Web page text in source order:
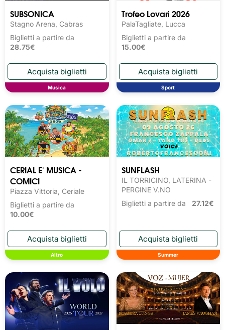
SUBSONICA
Stagno Arena, Cabras
Biglietti a partire da
28.75€
Musica
Trofeo Lovari 2026
PalaTagliate, Lucca
Biglietti a partire da
15.00€
Sport
CERIAL E' MUSICA -
COMICI
Piazza Vittoria, Ceriale
Biglietti a partire da
10.00€
Altro
SUNFLASH
IL TORRICINO, LATERINA -
PERGINE V.NO
Biglietti a partire da 27.12€
Summer